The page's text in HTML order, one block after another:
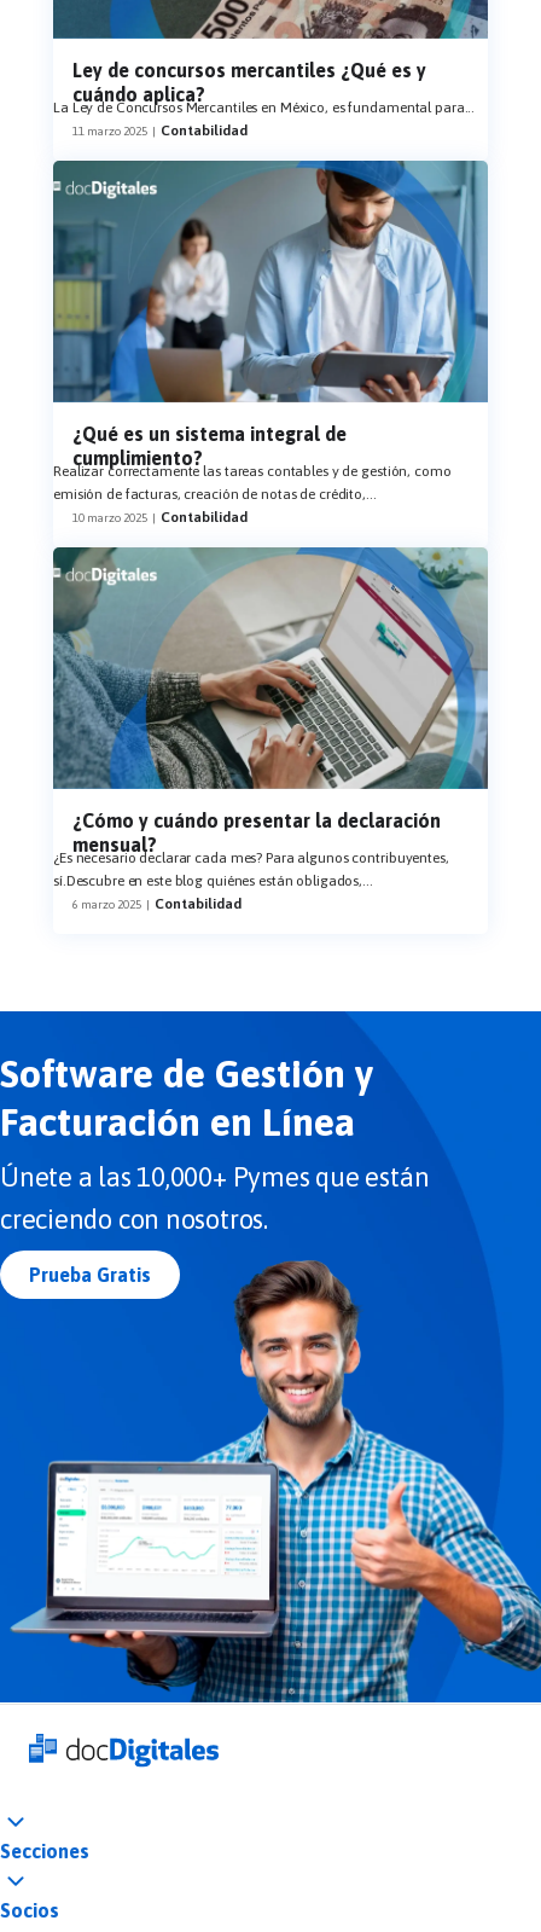
Ley de concursos mercantiles ¿Qué es y
cuándo aplica?
La Ley de Concursos Mercantiles en México, es fundamental para...
11 marzo 2025 | Contabilidad
¿Qué es un sistema integral de
cumplimiento?
Realizar correctamente las tareas contables y de gestión, como
emisión de facturas, creación de notas de crédito,...
10 marzo 2025 | Contabilidad
¿Cómo y cuándo presentar la declaración
mensual?
¿Es necesario declarar cada mes? Para algunos contribuyentes,
sí.Descubre en este blog quiénes están obligados,...
6 marzo 2025 | Contabilidad
Software de Gestión y
Facturación en Línea
Únete a las 10,000+ Pymes que están
creciendo con nosotros.
Prueba Gratis
Secciones
Socios